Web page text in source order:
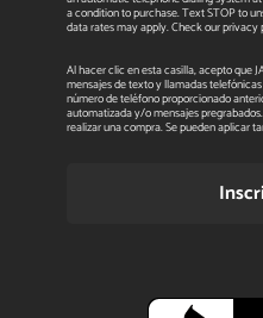
a condition to purchase. Text STOP to
data rates may apply. Check our privacy
Al hacer clic en esta casilla, acepto que
mensajes de texto y llamadas
número de teléfono proporcionado
automatizada y/o mensajes
realizar una compra. Se pueden aplicar